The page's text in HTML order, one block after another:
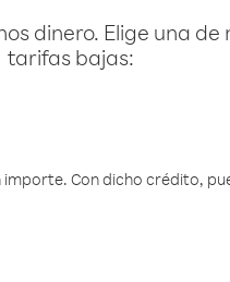
dinero. Elige una
tarifas bajas:
Con dicho crédito,